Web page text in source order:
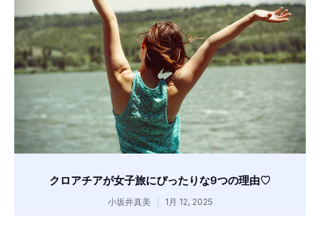
クロアチアが女子旅にぴったりな9つの理由♡
小坂井真美 1月 12, 2025